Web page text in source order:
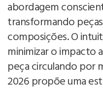
abordagem
transformando
composições. O
minimizar o impacto
peça circulando por
2026 propõe uma